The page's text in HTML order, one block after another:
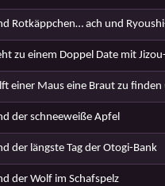
Rotkäppchen… ach und
zu einem Doppel Date mit
einer Maus eine Braut zu
der schneeweiße Apfel
der längste Tag der Otogi-Bank
der Wolf im Schafspelz